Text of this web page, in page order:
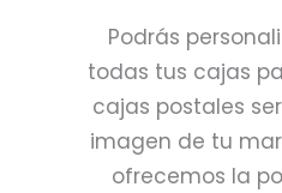
Podrás
todas tus cajas
cajas postales
imagen de tu
ofrecemos la